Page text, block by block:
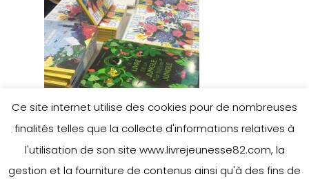
Ce site internet utilise des cookies pour de nombreuses
finalités telles que la collecte d'informations relatives à
l'utilisation de son site www.livrejeunesse82.com, la
gestion et la fourniture de contenus ainsi qu'à des fins de